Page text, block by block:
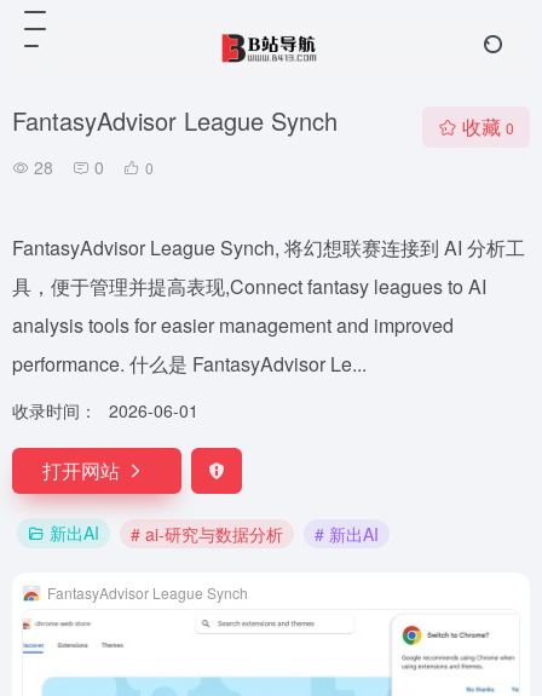
FantasyAdvisor League Synch
28 0 0
收藏 0
FantasyAdvisor League Synch, 将幻想联赛连接到 AI 分析工
具，便于管理并提高表现,Connect fantasy leagues to AI
analysis tools for easier management and improved
performance. 什么是 FantasyAdvisor Le...
收录时间： 2026-06-01
打开网站
新出AI # ai-研究与数据分析 # 新出AI
FantasyAdvisor League Synch